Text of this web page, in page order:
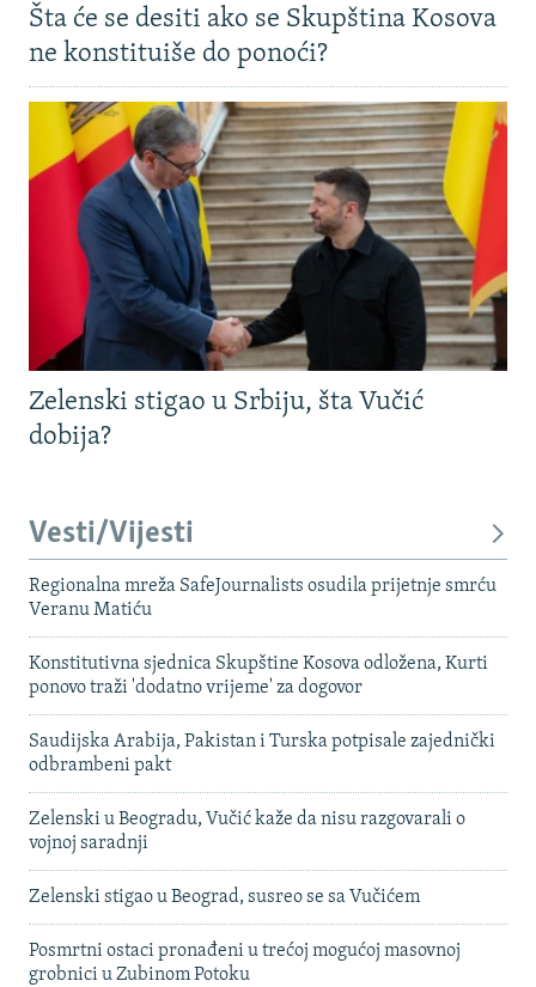
Šta će se desiti ako se Skupština Kosova
ne konstituiše do ponoći?
Zelenski stigao u Srbiju, šta Vučić
dobija?
Vesti/Vijesti
Regionalna mreža SafeJournalists osudila prijetnje smrću
Veranu Matiću
Konstitutivna sjednica Skupštine Kosova odložena, Kurti
ponovo traži 'dodatno vrijeme' za dogovor
Saudijska Arabija, Pakistan i Turska potpisale zajednički
odbrambeni pakt
Zelenski u Beogradu, Vučić kaže da nisu razgovarali o
vojnoj saradnji
Zelenski stigao u Beograd, susreo se sa Vučićem
Posmrtni ostaci pronađeni u trećoj mogućoj masovnoj
grobnici u Zubinom Potoku